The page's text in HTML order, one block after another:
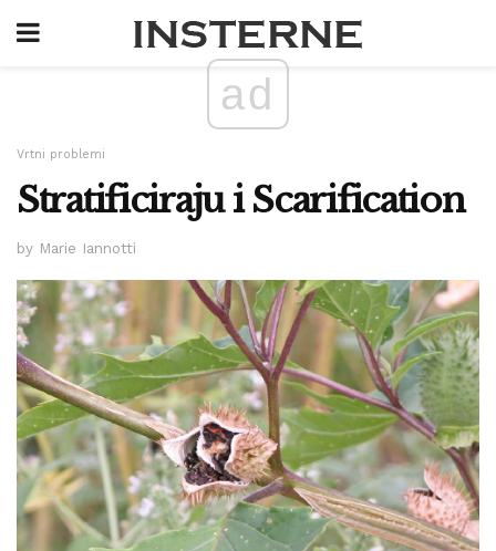
ad
Vrtni problemi
Stratificiraju i Scarification
by Marie Iannotti